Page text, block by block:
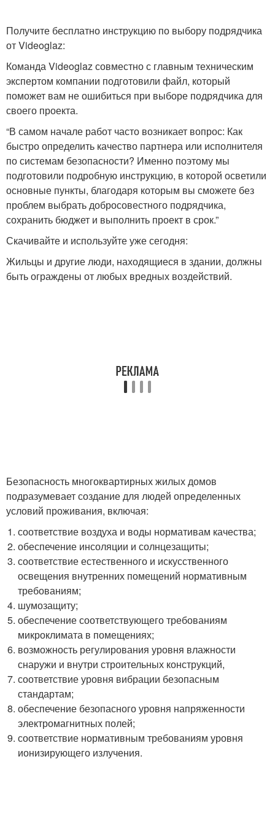
Получите бесплатно инструкцию по выбору подрядчика
от Videoglaz:
Команда Videoglaz совместно с главным техническим
экспертом компании подготовили файл, который
поможет вам не ошибиться при выборе подрядчика для
своего проекта.
“В самом начале работ часто возникает вопрос: Как
быстро определить качество партнера или исполнителя
по системам безопасности? Именно поэтому мы
подготовили подробную инструкцию, в которой осветили
основные пункты, благодаря которым вы сможете без
проблем выбрать добросовестного подрядчика,
сохранить бюджет и выполнить проект в срок.”
Скачивайте и используйте уже сегодня:
Жильцы и другие люди, находящиеся в здании, должны
быть ограждены от любых вредных воздействий.
Безопасность многоквартирных жилых домов
подразумевает создание для людей определенных
условий проживания, включая:
соответствие воздуха и воды нормативам качества;
обеспечение инсоляции и солнцезащиты;
соответствие естественного и искусственного
освещения внутренних помещений нормативным
требованиям;
шумозащиту;
обеспечение соответствующего требованиям
микроклимата в помещениях;
возможность регулирования уровня влажности
снаружи и внутри строительных конструкций,
соответствие уровня вибрации безопасным
стандартам;
обеспечение безопасного уровня напряженности
электромагнитных полей;
соответствие нормативным требованиям уровня
ионизирующего излучения.